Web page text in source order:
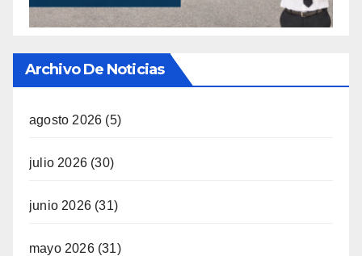
Archivo De Noticias
agosto 2026 (5)
julio 2026 (30)
junio 2026 (31)
mayo 2026(31)